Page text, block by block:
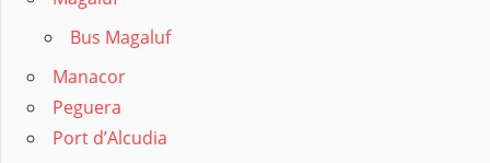
Bus Magaluf
Manacor
Peguera
Port d’Alcudia